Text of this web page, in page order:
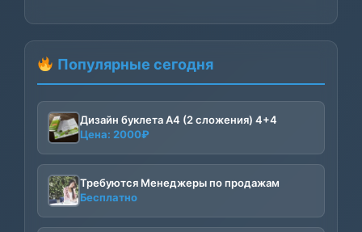
Популярные сегодня
Дизайн буклета А4 (2 сложения) 4+4
Цена: 2000₽
Требуются Менеджеры по продажам
Бесплатно